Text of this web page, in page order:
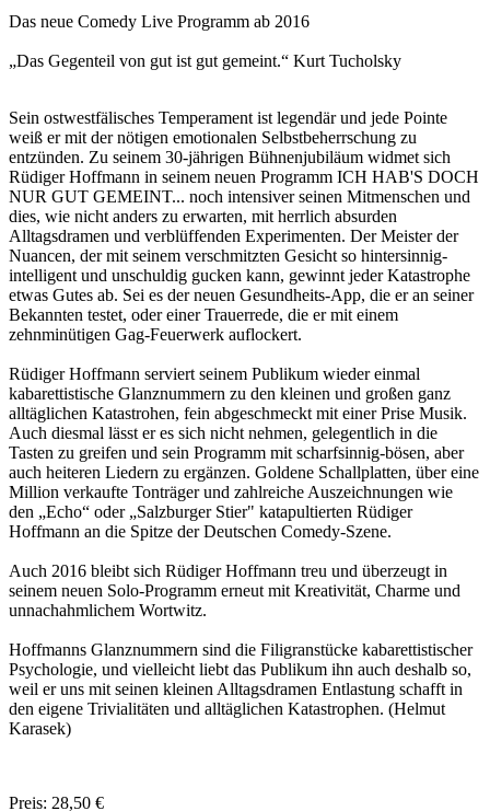
Das neue Comedy Live Programm ab 2016
„Das Gegenteil von gut ist gut gemeint.“ Kurt Tucholsky
Sein ostwestfälisches Temperament ist legendär und jede Pointe
weiß er mit der nötigen emotionalen Selbstbeherrschung zu
entzünden. Zu seinem 30-jährigen Bühnenjubiläum widmet sich
Rüdiger Hoffmann in seinem neuen Programm ICH HAB'S DOCH
NUR GUT GEMEINT... noch intensiver seinen Mitmenschen und
dies, wie nicht anders zu erwarten, mit herrlich absurden
Alltagsdramen und verblüffenden Experimenten. Der Meister der
Nuancen, der mit seinem verschmitzten Gesicht so hintersinnig-
intelligent und unschuldig gucken kann, gewinnt jeder Katastrophe
etwas Gutes ab. Sei es der neuen Gesundheits-App, die er an seiner
Bekannten testet, oder einer Trauerrede, die er mit einem
zehnminütigen Gag-Feuerwerk auflockert.
Rüdiger Hoffmann serviert seinem Publikum wieder einmal
kabarettistische Glanznummern zu den kleinen und großen ganz
alltäglichen Katastrohen, fein abgeschmeckt mit einer Prise Musik.
Auch diesmal lässt er es sich nicht nehmen, gelegentlich in die
Tasten zu greifen und sein Programm mit scharfsinnig-bösen, aber
auch heiteren Liedern zu ergänzen. Goldene Schallplatten, über eine
Million verkaufte Tonträger und zahlreiche Auszeichnungen wie
den „Echo“ oder „Salzburger Stier" katapultierten Rüdiger
Hoffmann an die Spitze der Deutschen Comedy-Szene.
Auch 2016 bleibt sich Rüdiger Hoffmann treu und überzeugt in
seinem neuen Solo-Programm erneut mit Kreativität, Charme und
unnachahmlichem Wortwitz.
Hoffmanns Glanznummern sind die Filigranstücke kabarettistischer
Psychologie, und vielleicht liebt das Publikum ihn auch deshalb so,
weil er uns mit seinen kleinen Alltagsdramen Entlastung schafft in
den eigene Trivialitäten und alltäglichen Katastrophen. (Helmut
Karasek)
Preis: 28,50 €